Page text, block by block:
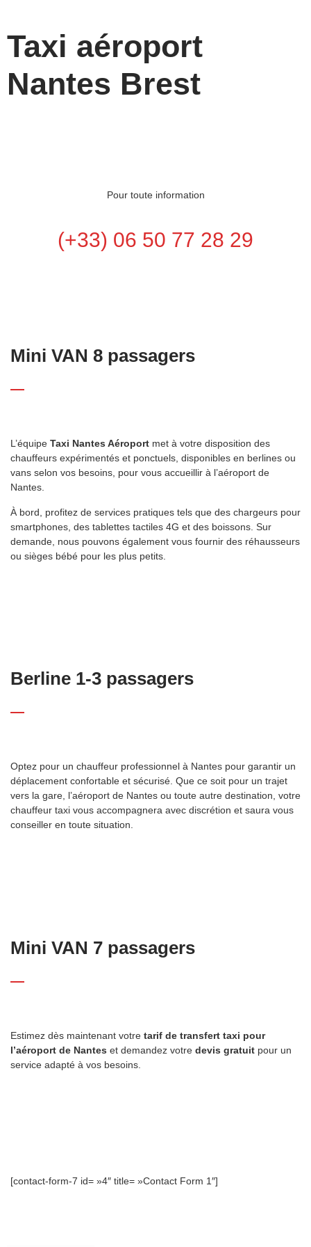
Taxi aéroport
Nantes Brest
Pour toute information
(+33) 06 50 77 28 29
Mini VAN 8 passagers
L’équipe Taxi Nantes Aéroport met à votre disposition des
chauffeurs expérimentés et ponctuels, disponibles en berlines ou
vans selon vos besoins, pour vous accueillir à l’aéroport de
Nantes.
À bord, profitez de services pratiques tels que des chargeurs pour
smartphones, des tablettes tactiles 4G et des boissons. Sur
demande, nous pouvons également vous fournir des réhausseurs
ou sièges bébé pour les plus petits.
Berline 1-3 passagers
Optez pour un chauffeur professionnel à Nantes pour garantir un
déplacement confortable et sécurisé. Que ce soit pour un trajet
vers la gare, l’aéroport de Nantes ou toute autre destination, votre
chauffeur taxi vous accompagnera avec discrétion et saura vous
conseiller en toute situation.
Mini VAN 7 passagers
Estimez dès maintenant votre tarif de transfert taxi pour
l’aéroport de Nantes et demandez votre devis gratuit pour un
service adapté à vos besoins.
[contact-form-7 id= »4″ title= »Contact Form 1″]